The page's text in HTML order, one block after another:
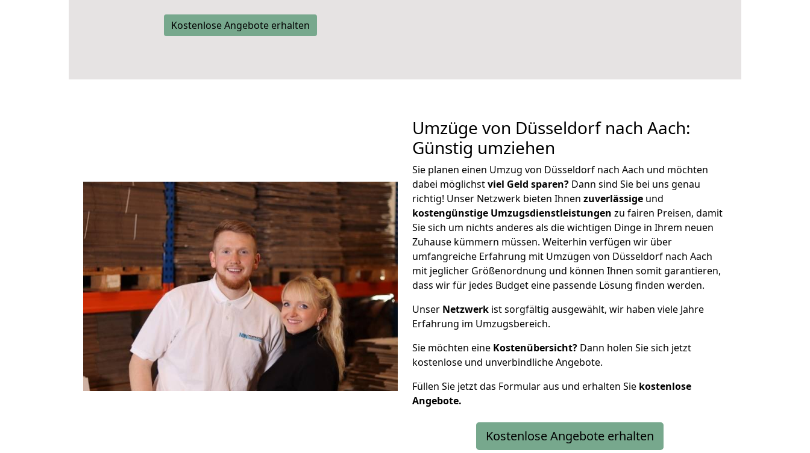
Kostenlose Angebote erhalten
Umzüge von Düsseldorf nach Aach:
Günstig umziehen
Sie planen einen Umzug von Düsseldorf nach Aach und möchten
dabei möglichstviel Geld sparen? Dann sind Sie bei uns genau
richtig! Unser Netzwerk bieten Ihnen zuverlässige und
kostengünstige Umzugsdienstleistungen zu fairen Preisen, damit
Sie sich um nichts anderes als die wichtigen Dinge in Ihrem neuen
Zuhause kümmern müssen. Weiterhin verfügen wir über
umfangreiche Erfahrung mit Umzügen von Düsseldorf nach Aach
mit jeglicher Größenordnung und können Ihnen somit garantieren,
dass wir für jedes Budget eine passende Lösung finden werden.
Unser Netzwerk ist sorgfältig ausgewählt, wir haben viele Jahre
Erfahrung im Umzugsbereich.
Sie möchten eine Kostenübersicht? Dann holen Sie sich jetzt
kostenlose und unverbindliche Angebote.
Füllen Sie jetzt das Formular aus und erhalten Sie kostenlose
Angebote.
Kostenlose Angebote erhalten